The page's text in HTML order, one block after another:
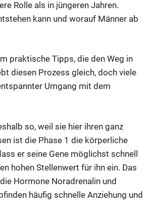
Rolle als in jüngeren Jahren.
kann und worauf Männer ab
praktische Tipps, die den Weg in
diesen Prozess gleich, doch viele
Umgang mit dem
so, weil sie hier ihren ganz
ist die Phase 1 die körperliche
er seine Gene möglichst schnell
hohen Stellenwert für ihn ein. Das
Hormone Noradrenalin und
häufig schnelle Anziehung und